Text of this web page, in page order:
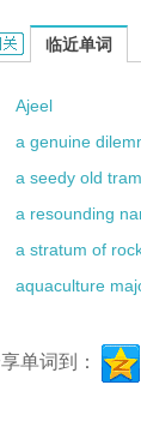
的相关资
临近单词
Ajeel
a genuine
a seedy old
a resounding
a stratum of
aquaculture
单词到：